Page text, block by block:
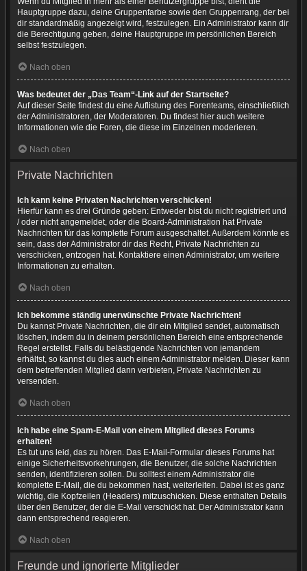
Hauptgruppe dazu, deine Gruppenfarbe sowie den Gruppenrang, der bei
dir standardmäßig angezeigt wird, festzulegen. Ein Administrator kann dir
die Berechtigung geben, deine Hauptgruppe im persönlichen Bereich
selbst festzulegen.
Nach oben
Was bedeutet der „Das Team“-Link auf der Startseite?
Auf dieser Seite findest du eine Auflistung des Forenteams, einschließlich
der Administratoren, der Moderatoren. Du findest hier auch weitere
Informationen wie die Foren, die diese im Einzelnen moderieren.
Nach oben
Private Nachrichten
Ich kann keine Privaten Nachrichten verschicken!
Hierfür kann es drei Gründe geben: Entweder bist du nicht registriert und
/ oder nicht angemeldet, oder die Board-Administration hat Private
Nachrichten für das komplette Forum ausgeschaltet. Außerdem könnte es
sein, dass der Administrator dir das Recht, Private Nachrichten zu
verschicken, entzogen hat. Kontaktiere einen Administrator, um weitere
Informationen zu erhalten.
Nach oben
Ich bekomme ständig unerwünschte Private Nachrichten!
Du kannst Private Nachrichten, die dir ein Mitglied sendet, automatisch
löschen, indem du in deinem persönlichen Bereich eine entsprechende
Regel erstellst. Falls du belästigende Nachrichten von jemandem
erhältst, so kannst du dies auch einem Administrator melden. Dieser kann
dem betreffenden Mitglied dann verbieten, Private Nachrichten zu
versenden.
Nach oben
Ich habe eine Spam-E-Mail von einem Mitglied dieses Forums
erhalten!
Es tut uns leid, das zu hören. Das E-Mail-Formular dieses Forums hat
einige Sicherheitsvorkehrungen, die Benutzer, die solche Nachrichten
senden, identifizieren sollen. Du solltest einem Administrator die
komplette E-Mail, die du bekommen hast, weiterleiten. Dabei ist es ganz
wichtig, die Kopfzeilen (Headers) mitzuschicken. Diese enthalten Details
über den Benutzer, der die E-Mail verschickt hat. Der Administrator kann
dann entsprechend reagieren.
Nach oben
Freunde und ignorierte Mitglieder